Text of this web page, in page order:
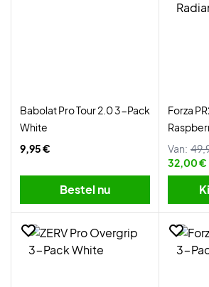
Babolat Pro Tour 2.0 3-Pack
White
9,95 €
Bestel nu
Forza
Van:
32,00 €